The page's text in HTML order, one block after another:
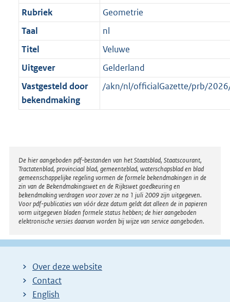
Rubriek
Geometrie
Taal
nl
Titel
Veluwe
Uitgever
Gelderland
Vastgesteld door
bekendmaking
/akn/nl/officialGazette/prb/
Disclaimer
De hier aangeboden pdf-bestanden van het Staatsblad, Staatscourant,
Tractatenblad, provinciaal blad, gemeenteblad, waterschapsblad en blad
gemeenschappelijke regeling vormen de formele bekendmakingen in de
zin van de Bekendmakingswet en de Rijkswet goedkeuring en
bekendmaking verdragen voor zover ze na 1 juli 2009 zijn uitgegeven.
Voor pdf-publicaties van vóór deze datum geldt dat alleen de in papieren
vorm uitgegeven bladen formele status hebben; de hier aangeboden
elektronische versies daarvan worden bij wijze van service aangeboden.
Over deze website
Contact
English